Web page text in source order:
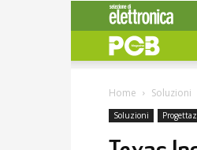
Home Soluzioni
Soluzioni